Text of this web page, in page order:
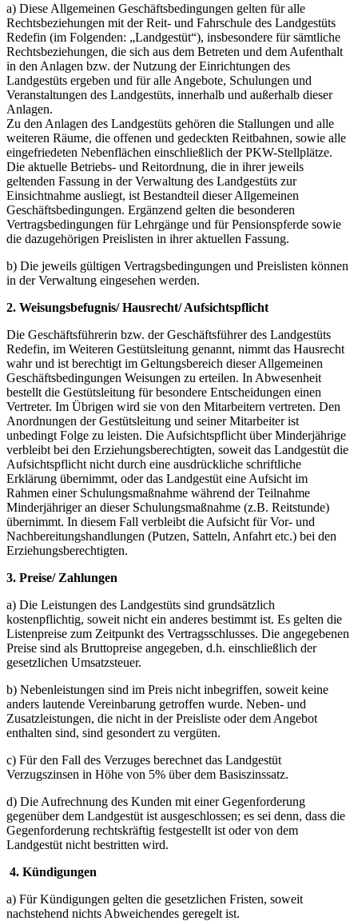
a) Diese Allgemeinen Geschäftsbedingungen gelten für alle
Rechtsbeziehungen mit der Reit- und Fahrschule des Landgestüts
Redefin (im Folgenden: „Landgestüt“), insbesondere für sämtliche
Rechtsbeziehungen, die sich aus dem Betreten und dem Aufenthalt
in den Anlagen bzw. der Nutzung der Einrichtungen des
Landgestüts ergeben und für alle Angebote, Schulungen und
Veranstaltungen des Landgestüts, innerhalb und außerhalb dieser
Anlagen.
Zu den Anlagen des Landgestüts gehören die Stallungen und alle
weiteren Räume, die offenen und gedeckten Reitbahnen, sowie alle
eingefriedeten Nebenflächen einschließlich der PKW-Stellplätze.
Die aktuelle Betriebs- und Reitordnung, die in ihrer jeweils
geltenden Fassung in der Verwaltung des Landgestüts zur
Einsichtnahme ausliegt, ist Bestandteil dieser Allgemeinen
Geschäftsbedingungen. Ergänzend gelten die besonderen
Vertragsbedingungen für Lehrgänge und für Pensionspferde sowie
die dazugehörigen Preislisten in ihrer aktuellen Fassung.
b) Die jeweils gültigen Vertragsbedingungen und Preislisten können
in der Verwaltung eingesehen werden.
2. Weisungsbefugnis/ Hausrecht/ Aufsichtspflicht
Die Geschäftsführerin bzw. der Geschäftsführer des Landgestüts
Redefin, im Weiteren Gestütsleitung genannt, nimmt das Hausrecht
wahr und ist berechtigt im Geltungsbereich dieser Allgemeinen
Geschäftsbedingungen Weisungen zu erteilen. In Abwesenheit
bestellt die Gestütsleitung für besondere Entscheidungen einen
Vertreter. Im Übrigen wird sie von den Mitarbeitern vertreten. Den
Anordnungen der Gestütsleitung und seiner Mitarbeiter ist
unbedingt Folge zu leisten. Die Aufsichtspflicht über Minderjährige
verbleibt bei den Erziehungsberechtigten, soweit das Landgestüt die
Aufsichtspflicht nicht durch eine ausdrückliche schriftliche
Erklärung übernimmt, oder das Landgestüt eine Aufsicht im
Rahmen einer Schulungsmaßnahme während der Teilnahme
Minderjähriger an dieser Schulungsmaßnahme (z.B. Reitstunde)
übernimmt. In diesem Fall verbleibt die Aufsicht für Vor- und
Nachbereitungshandlungen (Putzen, Satteln, Anfahrt etc.) bei den
Erziehungsberechtigten.
3. Preise/ Zahlungen
a) Die Leistungen des Landgestüts sind grundsätzlich
kostenpflichtig, soweit nicht ein anderes bestimmt ist. Es gelten die
Listenpreise zum Zeitpunkt des Vertragsschlusses. Die angegebenen
Preise sind als Bruttopreise angegeben, d.h. einschließlich der
gesetzlichen Umsatzsteuer.
b) Nebenleistungen sind im Preis nicht inbegriffen, soweit keine
anders lautende Vereinbarung getroffen wurde. Neben- und
Zusatzleistungen, die nicht in der Preisliste oder dem Angebot
enthalten sind, sind gesondert zu vergüten.
c) Für den Fall des Verzuges berechnet das Landgestüt
Verzugszinsen in Höhe von 5% über dem Basiszinssatz.
d) Die Aufrechnung des Kunden mit einer Gegenforderung
gegenüber dem Landgestüt ist ausgeschlossen; es sei denn, dass die
Gegenforderung rechtskräftig festgestellt ist oder von dem
Landgestüt nicht bestritten wird.
4. Kündigungen
a) Für Kündigungen gelten die gesetzlichen Fristen, soweit
nachstehend nichts Abweichendes geregelt ist.